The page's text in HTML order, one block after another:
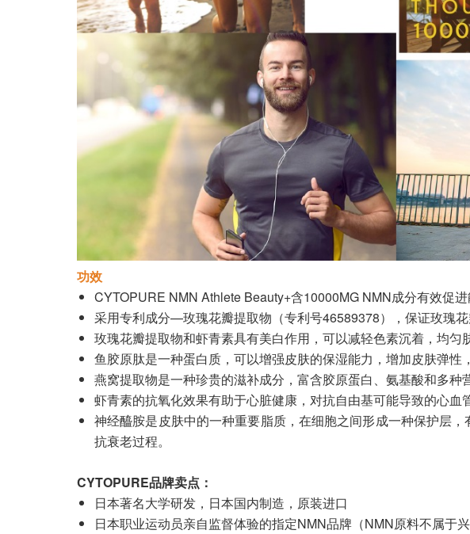
功效
CYTOPURE NMN Athlete Beauty+含10000MG NMN成分有效促
采用专利成分—玫瑰花瓣提取物（专利号46589378），保证玫瑰
玫瑰花瓣提取物和虾青素具有美白作用，可以减轻色素沉着，均匀
鱼胶原肽是一种蛋白质，可以增强皮肤的保湿能力，增加皮肤弹性
燕窝提取物是一种珍贵的滋补成分，富含胶原蛋白、氨基酸和多种
虾青素的抗氧化效果有助于心脏健康，对抗自由基可能导致的心血
神经醯胺是皮肤中的一种重要脂质，在细胞之间形成一种保护层
抗衰老过程。
CYTOPURE品牌卖点：
日本著名大学研发，日本国内制造，原装进口
日本职业运动员亲自监督体验的指定NMN品牌（NMN原料不属于兴